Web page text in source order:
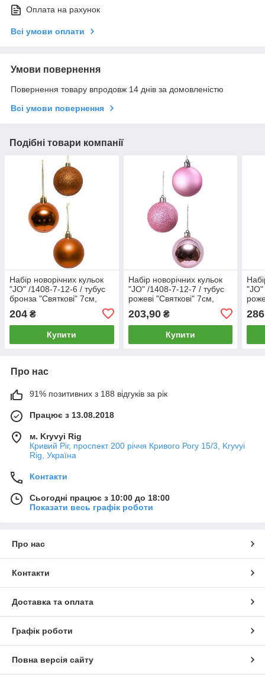
Оплата на рахунок
Всі умови оплати
Умови повернення
Повернення товару впродовж 14 днів за домовленістю
Всі умови повернення
Подібні товари компанії
Набір новорічних кульок
"JO" /1408-7-12-6 / тубус
бронза "Святкові" 7см,
204 ₴
Купити
Набір новорічних кульок
"JO" /1408-7-12-7 / тубус
рожеві "Святкові" 7см,
203,90₴
Купити
"JO"
Про нас
91% позитивних з 188 відгуків за рік
Працює з 13.08.2018
м. Kryvyi Rig
Кривий Ріг, проспект 200 річчя Кривого Рогу 15/3, Kryvyi
Rig, Україна
Контакти
Сьогодні працює з 10:00 до 18:00
Показати весь графік роботи
Про нас
Контакти
Доставка та оплата
Графік роботи
Повна версія сайту